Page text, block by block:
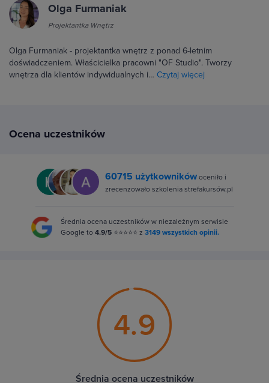
Olga Furmaniak
Projektantka Wnętrz
Olga Furmaniak - projektantka wnętrz z ponad 6-letnim
doświadczeniem. Właścicielka pracowni "OF Studio". Tworzy
wnętrza dla klientów indywidualnych i… Czytaj więcej
Ocena uczestników
60715 użytkownikówoceniło i
zrecenzowało szkolenia strefakursów.pl
Średnia ocena uczestników w niezależnym serwisie
Google to 4.9/5 ⭐⭐⭐⭐⭐ z 3149 wszystkich opinii.
4.9
Średnia ocena uczestników